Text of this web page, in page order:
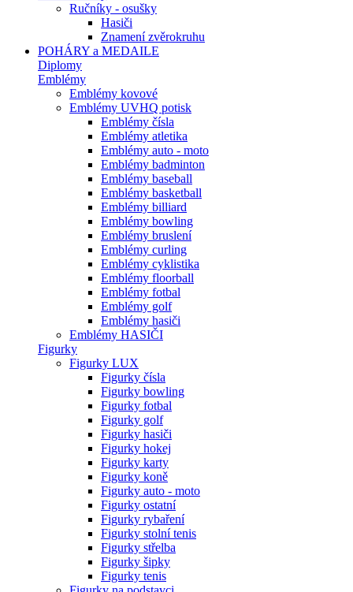
Ručníky - osušky
Hasiči
Znamení zvěrokruhu
POHÁRY a MEDAILE
Diplomy
Emblémy
Emblémy kovové
Emblémy UVHQ potisk
Emblémy čísla
Emblémy atletika
Emblémy auto - moto
Emblémy badminton
Emblémy baseball
Emblémy basketball
Emblémy billiard
Emblémy bowling
Emblémy bruslení
Emblémy curling
Emblémy cyklistika
Emblémy floorball
Emblémy fotbal
Emblémy golf
Emblémy hasiči
Emblémy HASIČI
Figurky
Figurky LUX
Figurky čísla
Figurky bowling
Figurky fotbal
Figurky golf
Figurky hasiči
Figurky hokej
Figurky karty
Figurky koně
Figurky auto - moto
Figurky ostatní
Figurky rybaření
Figurky stolní tenis
Figurky střelba
Figurky šipky
Figurky tenis